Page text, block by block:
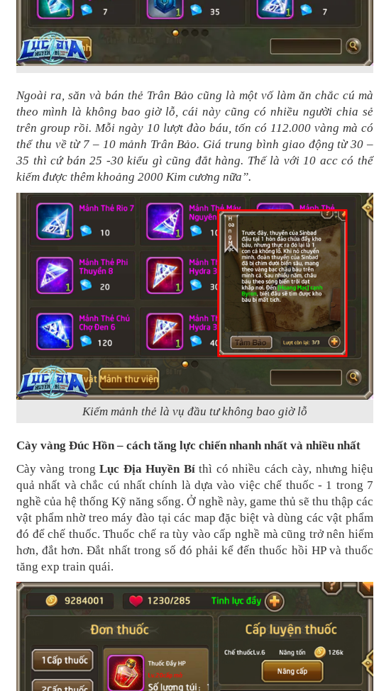
Ngoài ra, săn và bán thẻ Trân Bảo cũng là một vố làm ăn chắc cú mà
theo mình là không bao giờ lỗ, cái này cũng có nhiều người chia sẻ
trên group rồi. Mỗi ngày 10 lượt đào báu, tốn có 112.000 vàng mà có
thể thu về từ 7 – 10 mảnh Trân Bảo. Giá trung bình giao động từ 30 –
35 thì cứ bán 25 -30 kiểu gì cũng đắt hàng. Thế là với 10 acc có thể
kiếm được thêm khoảng 2000 Kim cương nữa”.
Kiếm mảnh thẻ là vụ đầu tư không bao giờ lỗ
Cày vàng Đúc Hồn – cách tăng lực chiến nhanh nhất và nhiều nhất
Cày vàng trongLục Địa Huyền Bíthì có nhiều cách cày, nhưng hiệu
quả nhất và chắc cú nhất chính là dựa vào việc chế thuốc - 1 trong 7
nghề của hệ thống Kỹ năng sống. Ở nghề này, game thủ sẽ thu thập các
vật phẩm nhờ treo máy đào tại các map đặc biệt và dùng các vật phẩm
đó để chế thuốc. Thuốc chế ra tùy vào cấp nghề mà cũng trở nên hiếm
hơn, đắt hơn. Đắt nhất trong số đó phải kể đến thuốc hồi HP và thuốc
tăng exp train quái.